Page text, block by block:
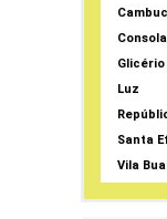
Glicério
Luz
Santa
Vila